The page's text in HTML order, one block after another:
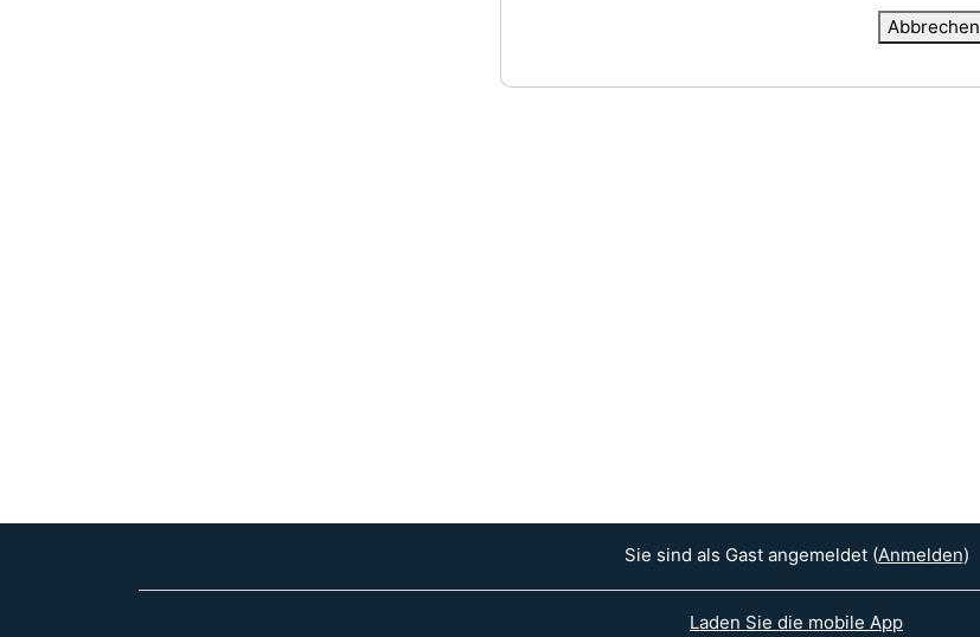
Abbrechen
Sie sind als Gast angemeldet (Anmelden)
Laden Sie die mobile App